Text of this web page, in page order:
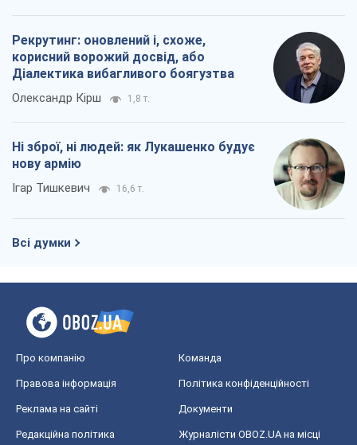
Рекрутинг: оновлений і, схоже,
корисний ворожий досвід, або
Діалектика вибагливого боягузтва
Олександр Кірш 1,8 т.
Ні зброї, ні людей: як Лукашенко будує
нову армію
Ігар Тишкевич 16,6 т.
Всі думки
Про компанію Команда
Правова інформація Політика конфіденційності
Реклама на сайті Документи
Редакційна політика
Журналісти OBOZ.UA на місці